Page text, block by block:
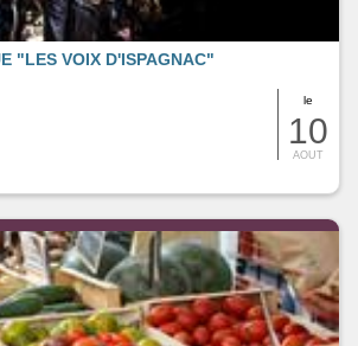
le
10
AOUT
"LES VOIX D'ISPAGNAC"